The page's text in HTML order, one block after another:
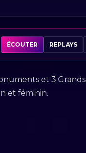
ÉCOUTER REPLAYS
et 3 Grands
et féminin.